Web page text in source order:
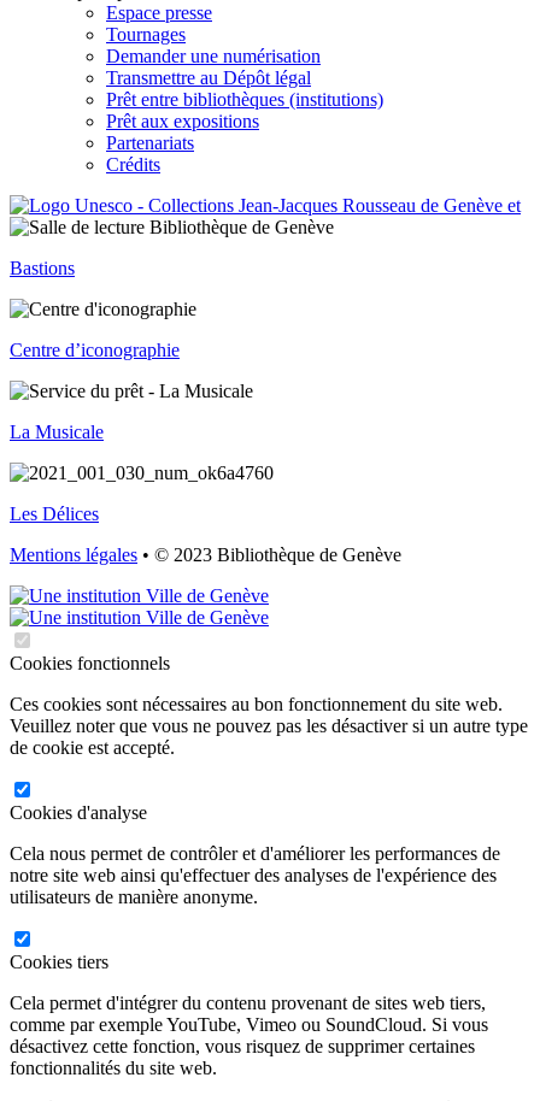
Espace presse
Tournages
Demander une numérisation
Transmettre au Dépôt légal
Prêt entre bibliothèques (institutions)
Prêt aux expositions
Partenariats
Crédits
Bastions
Centre d’iconographie
La Musicale
Les Délices
Mentions légales • © 2023 Bibliothèque de Genève
Cookies fonctionnels
Ces cookies sont nécessaires au bon fonctionnement du site web.
Veuillez noter que vous ne pouvez pas les désactiver si un autre type
de cookie est accepté.
Cookies d'analyse
Cela nous permet de contrôler et d'améliorer les performances de
notre site web ainsi qu'effectuer des analyses de l'expérience des
utilisateurs de manière anonyme.
Cookies tiers
Cela permet d'intégrer du contenu provenant de sites web tiers,
comme par exemple YouTube, Vimeo ou SoundCloud. Si vous
désactivez cette fonction, vous risquez de supprimer certaines
fonctionnalités du site web.